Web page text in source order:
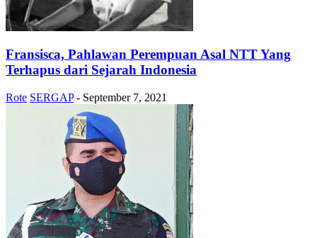
Fransisca, Pahlawan Perempuan Asal NTT Yang
Terhapus dari Sejarah Indonesia
Rote SERGAP - September 7, 2021